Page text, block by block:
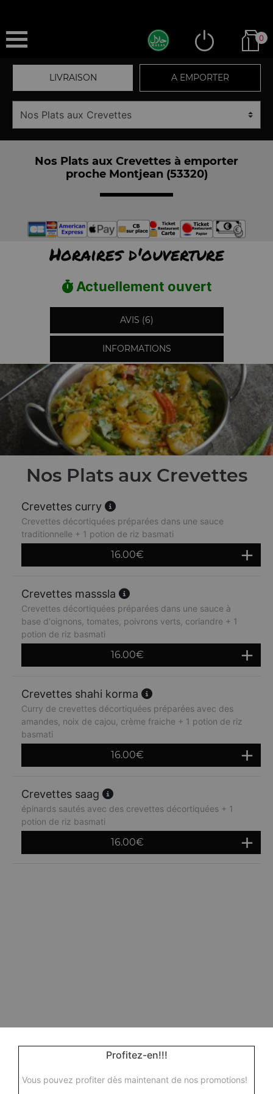
0
LIVRAISON A EMPORTER
Nos Plats aux Crevettes à emporter
proche Montjean (53320)
Horaires d'ouverture
Actuellement ouvert
AVIS (6)
INFORMATIONS
Nos Plats aux Crevettes
Crevettes curry
Crevettes décortiquées préparées dans une sauce
traditionnelle + 1 potion de riz basmati
16.00€
Crevettes masssla
Crevettes décortiquées préparées dans une sauce à
base d'oignons, tomates, poivrons verts, coriandre + 1
potion de riz basmati
16.00€
Crevettes shahi korma
Curry de crevettes décortiquées préparées avec des
amandes, noix de cajou, crème fraiche + 1 potion de riz
basmati
16.00€
Crevettes saag
épinards sautés avec des crevettes décortiquées + 1
potion de riz basmati
16.00€
Profitez-en!!!
Vous pouvez profiter dès maintenant de nos promotions!